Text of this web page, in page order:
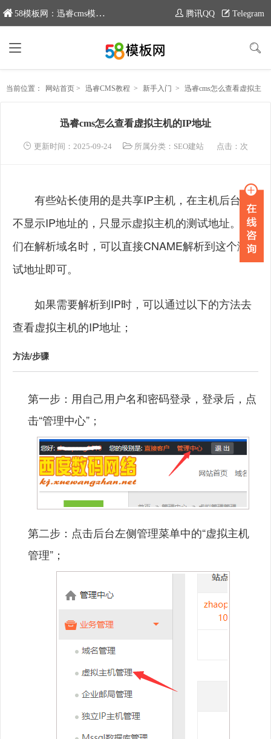
58模板网：迅睿cms模板专业分享平台，新域名：moban58.com 腾讯QQ Telegram
当前位置： 网站首页 > 迅睿CMS教程 > 新手入门 > 迅睿cms怎么查看虚拟主机的IP地址
迅睿cms怎么查看虚拟主机的IP地址
更新时间：2025-09-24 所属分类： SEO建站 点击： 次
有些站长使用的是共享IP主机，在主机后台是
不显示IP地址的，只显示虚拟主机的测试地址。我
们在解析域名时，可以直接CNAME解析到这个测
试地址即可。
如果需要解析到IP时，可以通过以下的方法去
查看虚拟主机的IP地址；
方法/步骤
第一步：用自己用户名和密码登录，登录后，点
击“管理中心”；
第二步：点击后台左侧管理菜单中的“虚拟主机
管理”；